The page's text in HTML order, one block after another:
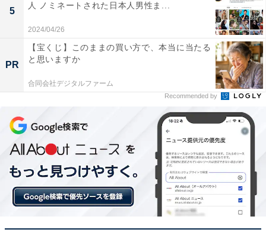
ク賞も受賞。病に負けずにマウンドに立つ姿はいつしか
「奇跡のリリーバー」と呼ばれるようになり、多くの感
動を呼びました。
5
人 ノミネートされた日本人男性ま...
2024/04/26
PR
【宝くじ】このままの買い方で、本当に当たる
と思いますか
合同会社デジタルファーム
Recommended by